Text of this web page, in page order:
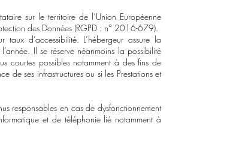
sur le territoire de l’Union Européenne
des Données (RGPD : n° 2016-679).
d’accessibilité. L’hébergeur assure la
Il se réserve néanmoins la possibilité
courtes possibles notamment à des fins de
de ses infrastructures ou si les Prestations et
responsables en cas de dysfonctionnement
et de téléphonie lié notamment à